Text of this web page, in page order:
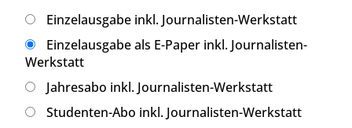
Einzelausgabe inkl. Journalisten-Werkstatt
Einzelausgabe als E-Paper inkl. Journalisten-
Werkstatt
Jahresabo inkl. Journalisten-Werkstatt
Studenten-Abo inkl. Journalisten-Werkstatt